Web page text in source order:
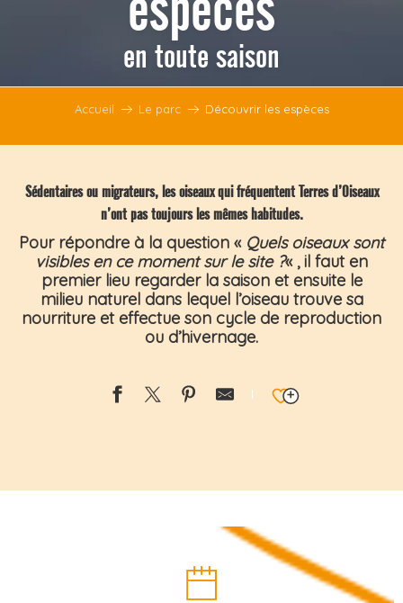
en toute saison
Accueil Le parc Découvrir les espèces
Sédentaires ou migrateurs, les oiseaux qui fréquentent Terres d’Oiseaux
n’ont pas toujours les mêmes habitudes.
Pour répondre à la question « Quels oiseaux sont
visibles en ce moment sur le site ?« , il faut en
premier lieu regarder la saison et ensuite le
milieu naturel dans lequel l’oiseau trouve sa
nourriture et effectue son cycle de reproduction
ou d’hivernage.